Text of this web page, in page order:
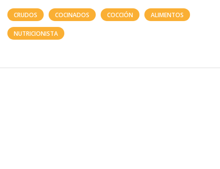
CRUDOS COCINADOS COCCIÓN ALIMENTOS
NUTRICIONISTA